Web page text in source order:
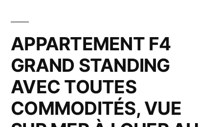
APPARTEMENT F4
GRAND STANDING
AVEC TOUTES
COMMODITÉS, VUE